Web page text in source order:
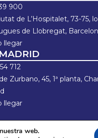
900
de L’Hospitalet, 73-75,
de Llobregat,
llegar
712
Zurbano, 45, 1ª planta,
llegar
web.